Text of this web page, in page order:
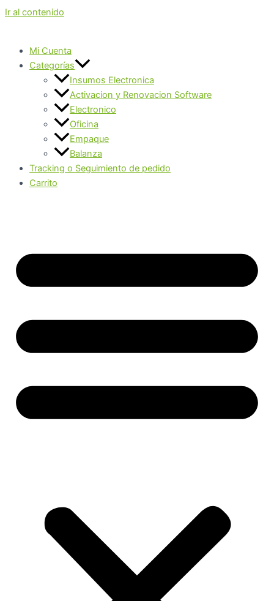
Ir al contenido
Mi Cuenta
Categorías
Insumos Electronica
Activacion y Renovacion Software
Electronico
Oficina
Empaque
Balanza
Tracking o Seguimiento de pedido
Carrito